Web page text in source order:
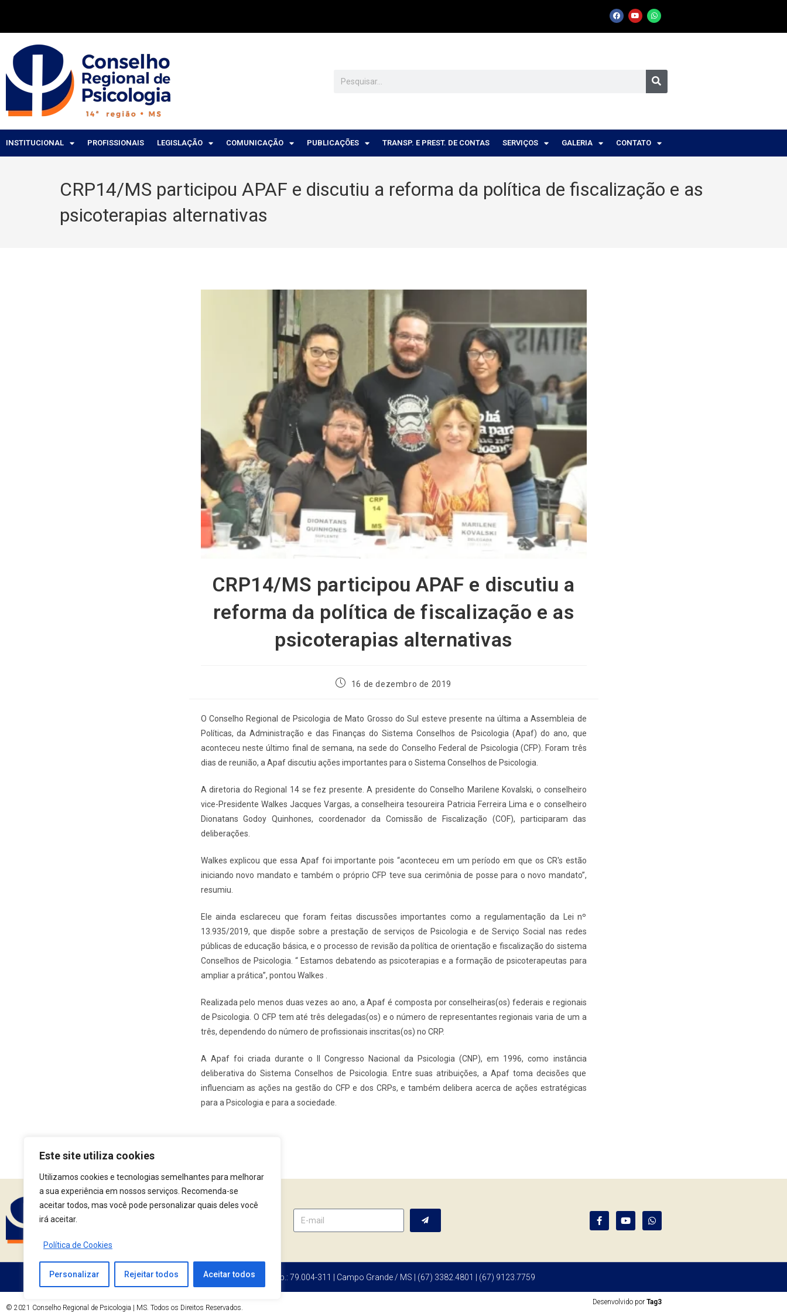
Este site utiliza cookies
Utilizamos cookies e tecnologias semelhantes para melhorar
a sua experiência em nossos serviços. Recomenda-se
aceitar todos, mas você pode personalizar quais deles você
irá aceitar.
Política de Cookies
Personalizar Rejeitar todos Aceitar todos
INSTITUCIONAL PROFISSIONAIS LEGISLAÇÃO COMUNICAÇÃO PUBLICAÇÕES TRANSP. E PREST. DE CONTAS SERVIÇOS GALERIA CONTATO
CRP14/MS participou APAF e discutiu a reforma da política de fiscalização e as
psicoterapias alternativas
CRP14/MS participou APAF e discutiu a
reforma da política de fiscalização e as
psicoterapias alternativas
16 de dezembro de 2019
O Conselho Regional de Psicologia de Mato Grosso do Sul esteve presente na última a Assembleia de
Políticas, da Administração e das Finanças do Sistema Conselhos de Psicologia (Apaf) do ano, que
aconteceu neste último final de semana, na sede do Conselho Federal de Psicologia (CFP). Foram três
dias de reunião, a Apaf discutiu ações importantes para o Sistema Conselhos de Psicologia.
A diretoria do Regional 14 se fez presente. A presidente do Conselho Marilene Kovalski, o conselheiro
vice-Presidente Walkes Jacques Vargas, a conselheira tesoureira Patricia Ferreira Lima e o conselheiro
Dionatans Godoy Quinhones, coordenador da Comissão de Fiscalização (COF), participaram das
deliberações.
Walkes explicou que essa Apaf foi importante pois “aconteceu em um período em que os CR's estão
iniciando novo mandato e também o próprio CFP teve sua cerimônia de posse para o novo mandato”,
resumiu.
Ele ainda esclareceu que foram feitas discussões importantes como a regulamentação da Lei nº
13.935/2019, que dispõe sobre a prestação de serviços de Psicologia e de Serviço Social nas redes
públicas de educação básica, e o processo de revisão da política de orientação e fiscalização do sistema
Conselhos de Psicologia. “ Estamos debatendo as psicoterapias e a formação de psicoterapeutas para
ampliar a prática”, pontou Walkes .
Realizada pelo menos duas vezes ao ano, a Apaf é composta por conselheiras(os) federais e regionais
de Psicologia. O CFP tem até três delegadas(os) e o número de representantes regionais varia de um a
três, dependendo do número de profissionais inscritas(os) no CRP.
A Apaf foi criada durante o II Congresso Nacional da Psicologia (CNP), em 1996, como instância
deliberativa do Sistema Conselhos de Psicologia. Entre suas atribuições, a Apaf toma decisões que
influenciam as ações na gestão do CFP e dos CRPs, e também delibera acerca de ações estratégicas
para a Psicologia e para a sociedade.
Av. Fernando Corrêa da Costa, 2044 | Cep.: 79.004-311 | Campo Grande / MS | (67) 3382.4801 | (67) 9123.7759
© 2021 Conselho Regional de Psicologia | MS. Todos os Direitos Reservados.
Desenvolvido por Tag3